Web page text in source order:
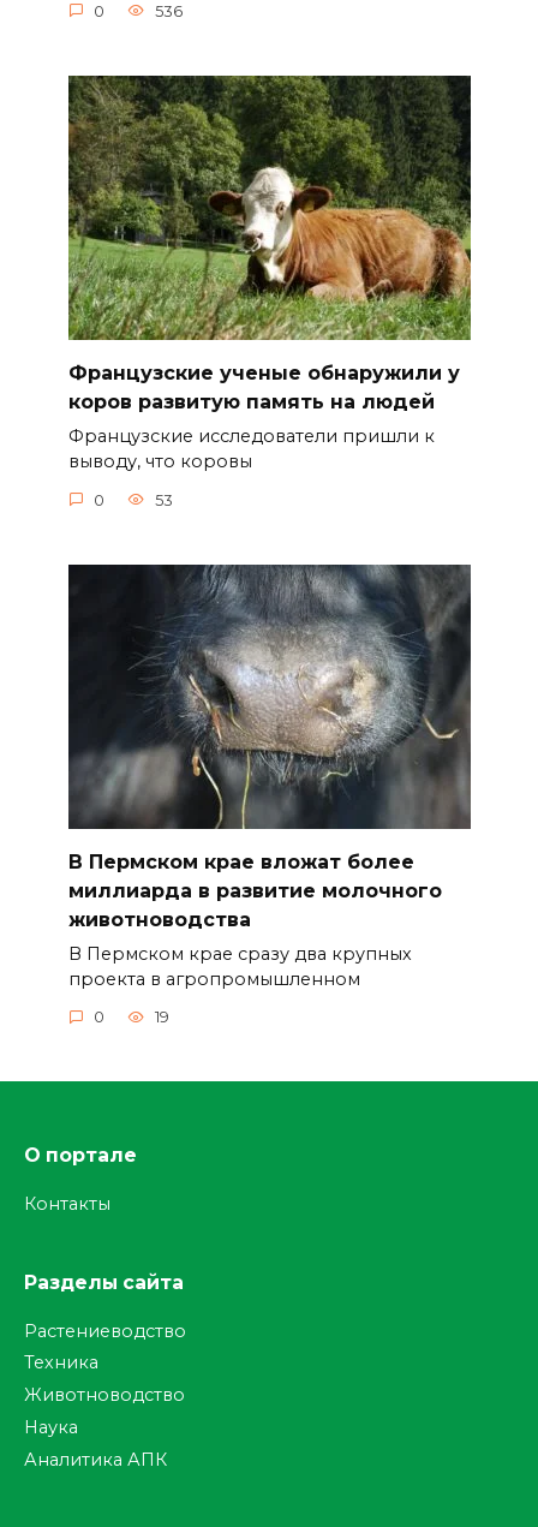
0 536
Французские ученые обнаружили у
коров развитую память на людей
Французские исследователи пришли к
выводу, что коровы
0 53
В Пермском крае вложат более
миллиарда в развитие молочного
животноводства
В Пермском крае сразу два крупных
проекта в агропромышленном
0 19
О портале
Контакты
Разделы сайта
Растениеводство
Техника
Животноводство
Наука
Аналитика АПК